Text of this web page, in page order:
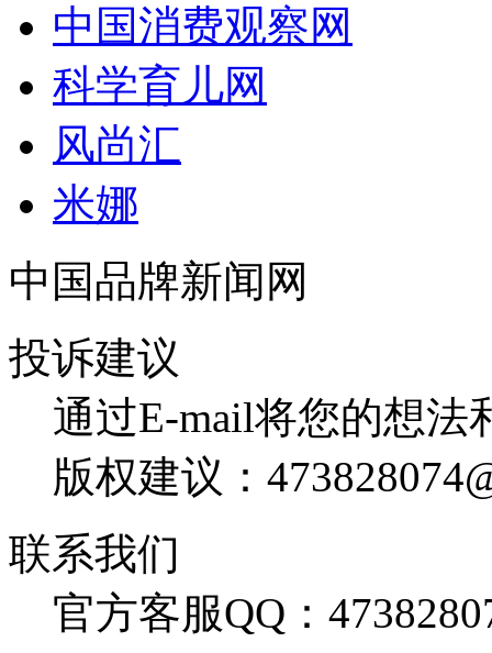
中国消费观察网
科学育儿网
风尚汇
米娜
中国品牌新闻网
投诉建议
通过E-mail将您的想法
版权建议：
联系我们
官方客服QQ：